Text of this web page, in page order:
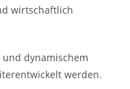
wirtschaftlich
dynamischem
werden.